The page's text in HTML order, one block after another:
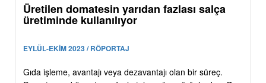
Üretilen domatesin yarıdan fazlası salça
üretiminde kullanılıyor
EYLÜL-EKİM 2023 / RÖPORTAJ
Gıda işleme, avantajı veya dezavantajı olan bir süreç.